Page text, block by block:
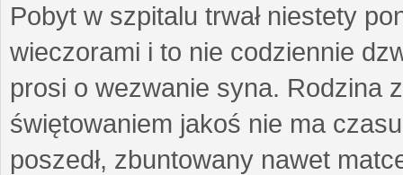
Pobyt w szpitalu trwał niestety
wieczorami i to nie codziennie
prosi o wezwanie syna. Rodzina
świętowaniem jakoś nie ma
poszedł, zbuntowany nawet